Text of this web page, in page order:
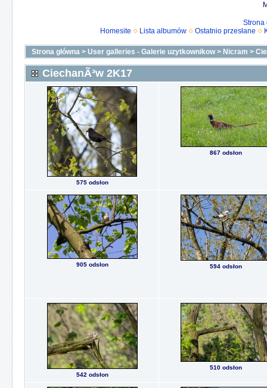
Strona
Homesite
Lista albumów Ostatnio przesłane
Strona główna > User galleries - Galerie uzytkownikow> Nicram >
CiechanÃ³w 2K17
575 odsłon
867 odsłon
905 odsłon 594 odsłon
542 odsłon
510 odsłon